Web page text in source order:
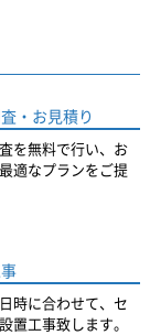
・お見積り
を無料で行い、お
適なプランをご提
時に合わせて、セ
置工事致します。